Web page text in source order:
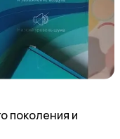
поколения и